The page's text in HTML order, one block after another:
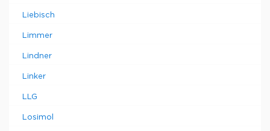
Liebisch
Limmer
Lindner
Linker
LLG
Losimol